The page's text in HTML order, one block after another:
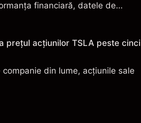
financiară, datele de
prețul acțiunilor TSLA peste cinci
din lume, acțiunile sale